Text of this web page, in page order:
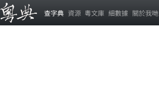
查字典 資源 粵文庫 細數據 關於我哋